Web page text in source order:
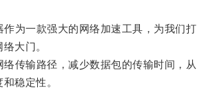
为一款强大的网络加速工具，为我们打
大门。
输路径，减少数据包的传输时间，从
稳定性。